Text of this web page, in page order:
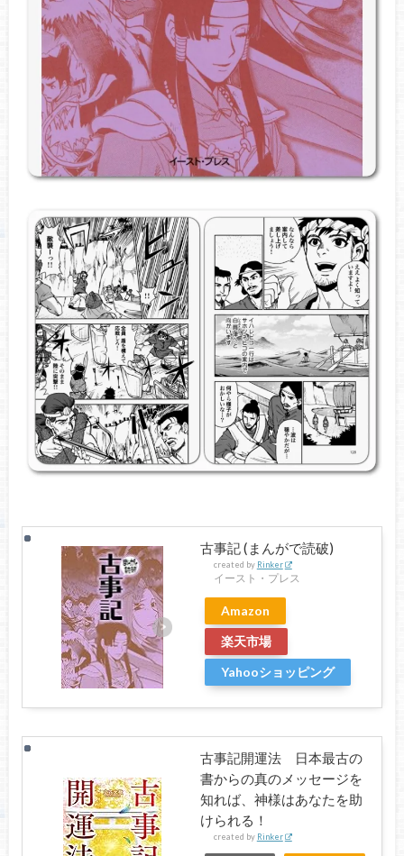
古事記 (まんがで読破)
created by Rinker
イースト・プレス
Amazon
楽天市場
Yahooショッピング
古事記開運法 日本最古の
書からの真のメッセージを
知れば、神様はあなたを助
けられる！
created by Rinker